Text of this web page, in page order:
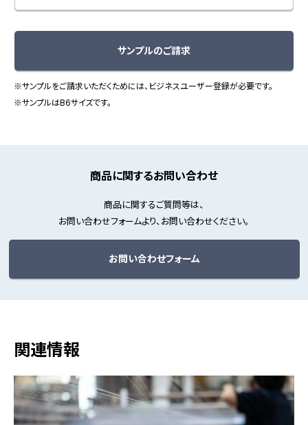
サンプルのご請求
※サンプルをご請求いただくためには、ビジネスユーザー登録が必要です。
※サンプルはB6サイズです。
商品に関するお問い合わせ
商品に関するご質問等は、
お問い合わせフォームより、お問い合わせください。
お問い合わせフォーム
関連情報